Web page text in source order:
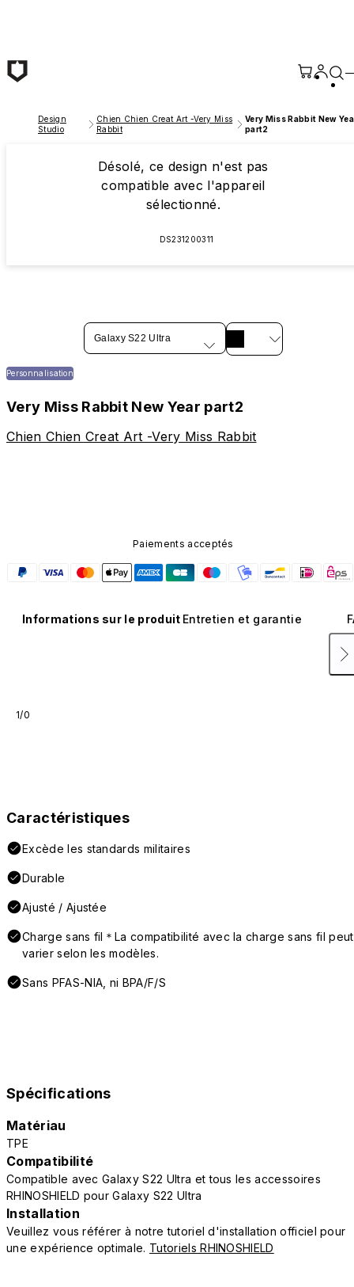
Design
Studio
Chien Chien Creat Art -Very Miss
Rabbit
Very Miss Rabbit New
part2
Désolé, ce design n'est pas
compatible avec l'appareil
sélectionné.
DS231200311
Galaxy S22 Ultra
Personnalisation
Very Miss Rabbit New Year part2
Chien Chien Creat Art -Very Miss Rabbit
Paiements acceptés
Informations sur le produit Entretien et garantie
1/0
Caractéristiques
Excède les standards militaires
Durable
Ajusté / Ajustée
Charge sans fil＊La compatibilité avec la charge sans fil peut
varier selon les modèles.
Sans PFAS-NIA, ni BPA/F/S
Spécifications
Matériau
TPE
Compatibilité
Compatible avec Galaxy S22 Ultra et tous les accessoires
RHINOSHIELD pour Galaxy S22 Ultra
Installation
Veuillez vous référer à notre tutoriel d'installation officiel pour
une expérience optimale. Tutoriels RHINOSHIELD